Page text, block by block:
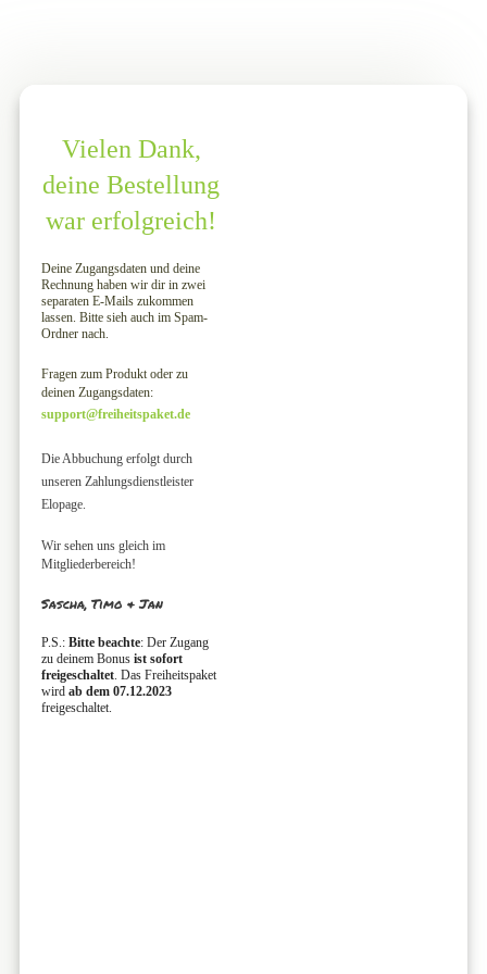
Vielen Dank,
deine Bestellung
war erfolgreich!
Deine Zugangsdaten und deine
Rechnung haben wir dir in zwei
separaten E-Mails zukommen
lassen. Bitte sieh auch im Spam-
Ordner nach.
Fragen zum Produkt oder zu
deinen Zugangsdaten:
support@freiheitspaket.de
Die Abbuchung erfolgt durch
unseren Zahlungsdienstleister
Elopage.
Wir sehen uns gleich im
Mitgliederbereich!
Sascha, Timo & Jan
P.S.: Bitte beachte: Der Zugang
zu deinem Bonus ist sofort
freigeschaltet. Das Freiheitspaket
wird ab dem 07.12.2023
freigeschaltet.